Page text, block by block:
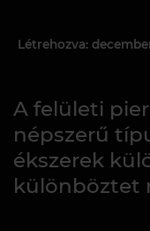
Létrehozva:
A felületi
népszerű
ékszerek
különböztet